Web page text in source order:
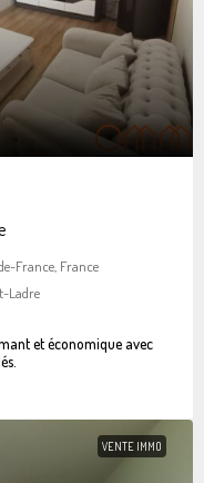
France, France
Ladre
et économique avec
VENTE IMMO